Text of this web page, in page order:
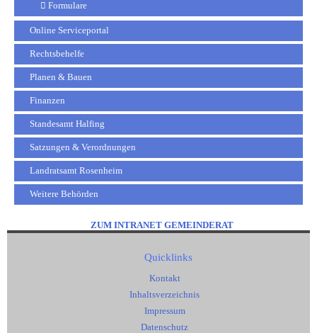
Formulare
Online Serviceportal
Rechtsbehelfe
Planen & Bauen
Finanzen
Standesamt Halfing
Satzungen & Verordnungen
Landratsamt Rosenheim
Weitere Behörden
ZUM INTRANET GEMEINDERAT
Quicklinks
Kontakt
Inhaltsverzeichnis
Impressum
Datenschutz